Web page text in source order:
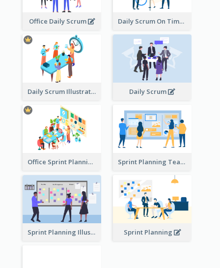
Office Daily Scrum Daily Scrum On Time
Daily Scrum Illustration Daily Scrum
Office Sprint Planning Sprint Planning Team
Sprint Planning Illustration Sprint Planning